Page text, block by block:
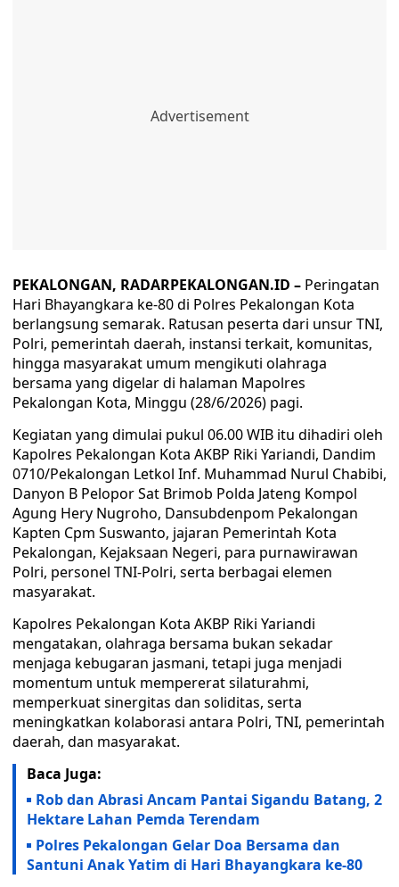
PEKALONGAN, RADARPEKALONGAN.ID – Peringatan
Hari Bhayangkara ke-80 di Polres Pekalongan Kota
berlangsung semarak. Ratusan peserta dari unsur TNI,
Polri, pemerintah daerah, instansi terkait, komunitas,
hingga masyarakat umum mengikuti olahraga
bersama yang digelar di halaman Mapolres
Pekalongan Kota, Minggu (28/6/2026) pagi.
Kegiatan yang dimulai pukul 06.00 WIB itu dihadiri oleh
Kapolres Pekalongan Kota AKBP Riki Yariandi, Dandim
0710/Pekalongan Letkol Inf. Muhammad Nurul Chabibi,
Danyon B Pelopor Sat Brimob Polda Jateng Kompol
Agung Hery Nugroho, Dansubdenpom Pekalongan
Kapten Cpm Suswanto, jajaran Pemerintah Kota
Pekalongan, Kejaksaan Negeri, para purnawirawan
Polri, personel TNI-Polri, serta berbagai elemen
masyarakat.
Kapolres Pekalongan Kota AKBP Riki Yariandi
mengatakan, olahraga bersama bukan sekadar
menjaga kebugaran jasmani, tetapi juga menjadi
momentum untuk mempererat silaturahmi,
memperkuat sinergitas dan soliditas, serta
meningkatkan kolaborasi antara Polri, TNI, pemerintah
daerah, dan masyarakat.
Baca Juga:
Rob dan Abrasi Ancam Pantai Sigandu Batang, 2
Hektare Lahan Pemda Terendam
Polres Pekalongan Gelar Doa Bersama dan
Santuni Anak Yatim di Hari Bhayangkara ke-80